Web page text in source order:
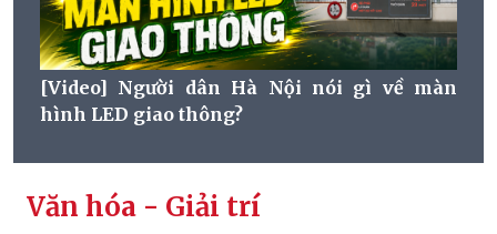
[Video] Người dân Hà Nội nói gì về màn
hình LED giao thông?
Văn hóa - Giải trí